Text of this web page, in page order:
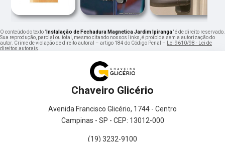
O conteúdo do texto " Instalação de Fechadura Magnetica Jardim Ipiranga" é de direito reservado.
Sua reprodução, parcial ou total, mesmo citando nossos links, é proibida sem a autorização do
autor. Crime de violação de direito autoral – artigo 184 do Código Penal –
Lei 9610/98 - Lei de
direitos autorais
Chaveiro Glicério
Avenida Francisco Glicério, 1744 - Centro
Campinas - SP - CEP: 13012-000
(19) 3232-9100